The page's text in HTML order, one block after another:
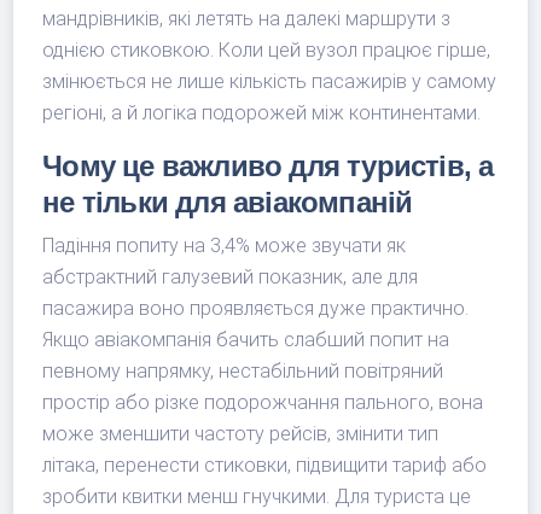
мандрівників, які летять на далекі маршрути з
однією стиковкою. Коли цей вузол працює гірше,
змінюється не лише кількість пасажирів у самому
регіоні, а й логіка подорожей між континентами.
Чому це важливо для туристів, а
не тільки для авіакомпаній
Падіння попиту на 3,4% може звучати як
абстрактний галузевий показник, але для
пасажира воно проявляється дуже практично.
Якщо авіакомпанія бачить слабший попит на
певному напрямку, нестабільний повітряний
простір або різке подорожчання пального, вона
може зменшити частоту рейсів, змінити тип
літака, перенести стиковки, підвищити тариф або
зробити квитки менш гнучкими. Для туриста це